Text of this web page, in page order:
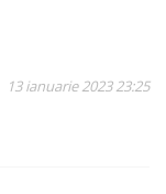
13 ianuarie 2023 23:25